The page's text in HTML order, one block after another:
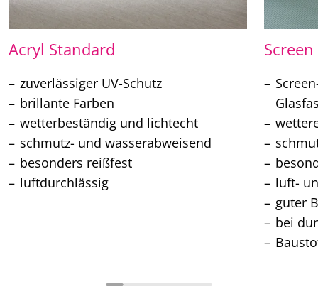
Acryl Standard
zuverlässiger UV-Schutz
brillante Farben
wetterbeständig und lichtecht
schmutz- und wasserabweisend
besonders reißfest
luftdurchlässig
Screen
luft-
guter
bei